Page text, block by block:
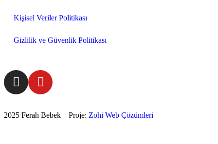
Kişisel Veriler Politikası
Gizlilik ve Güvenlik Politikası
2025 Ferah Bebek – Proje: Zohi Web Çözümleri